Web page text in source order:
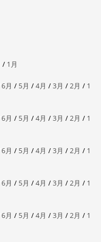
/ 1月
6月 / 5月 / 4月 / 3月 / 2月 / 1
6月 / 5月 / 4月 / 3月 / 2月 / 1
6月 / 5月 / 4月 / 3月 / 2月 / 1
6月 / 5月 / 4月 / 3月 / 2月 / 1
6月 / 5月 / 4月 / 3月 / 2月 / 1